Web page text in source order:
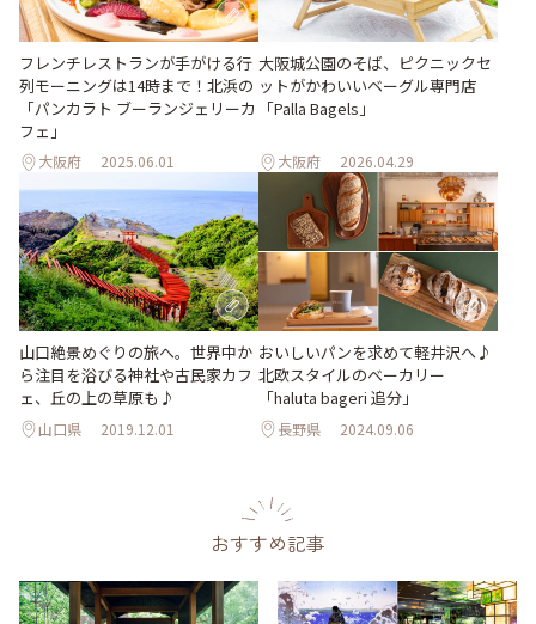
フレンチレストランが手がける行
列モーニングは14時まで！北浜の
「パンカラト ブーランジェリーカ
フェ」
大阪府 2025.06.01
大阪城公園のそば、ピクニックセ
ットがかわいいベーグル専門店
「Palla Bagels」
大阪府 2026.04.29
山口絶景めぐりの旅へ。世界中か
ら注目を浴びる神社や古民家カフ
ェ、丘の上の草原も♪
山口県 2019.12.01
おいしいパンを求めて軽井沢へ♪
北欧スタイルのベーカリー
「haluta bageri 追分」
長野県 2024.09.06
おすすめ記事